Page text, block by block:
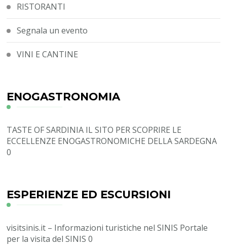
RISTORANTI
Segnala un evento
VINI E CANTINE
ENOGASTRONOMIA
TASTE OF SARDINIA IL SITO PER SCOPRIRE LE
ECCELLENZE ENOGASTRONOMICHE DELLA SARDEGNA
0
ESPERIENZE ED ESCURSIONI
visitsinis.it – Informazioni turistiche nel SINIS Portale
per la visita del SINIS 0